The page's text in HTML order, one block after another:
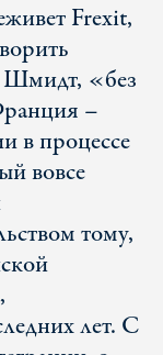
Frexit,
Шмидт, «без
–
в процессе
вовсе
тому,
лет. С